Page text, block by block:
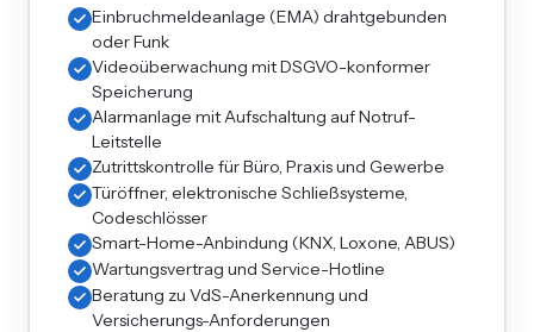
Einbruchmeldeanlage (EMA) drahtgebunden
oder Funk
Videoüberwachung mit DSGVO-konformer
Speicherung
Alarmanlage mit Aufschaltung auf Notruf-
Leitstelle
Zutrittskontrolle für Büro, Praxis und Gewerbe
Türöffner, elektronische Schließsysteme,
Codeschlösser
Smart-Home-Anbindung (KNX, Loxone, ABUS)
Wartungsvertrag und Service-Hotline
Beratung zu VdS-Anerkennung und
Versicherungs-Anforderungen